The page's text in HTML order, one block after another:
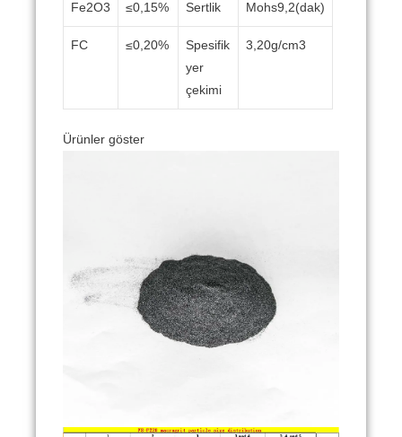
Fe2O3 ≤0,15% Sertlik Mohs9,2(dak)
FC ≤0,20%
Spesifik
yer
çekimi
3,20g/cm3
Ürünler göster